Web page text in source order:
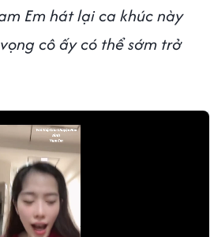
Em hát lại ca khúc này
cô ấy có thể sớm trở